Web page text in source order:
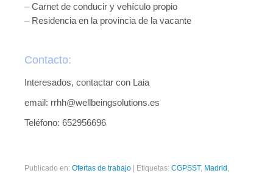
– Carnet de conducir y vehículo propio
– Residencia en la provincia de la vacante
Contacto:
Interesados, contactar con Laia
email: rrhh@wellbeingsolutions.es
Teléfono: 652956696
Publicado en: Ofertas de trabajo | Etiquetas: CGPSST, Madrid